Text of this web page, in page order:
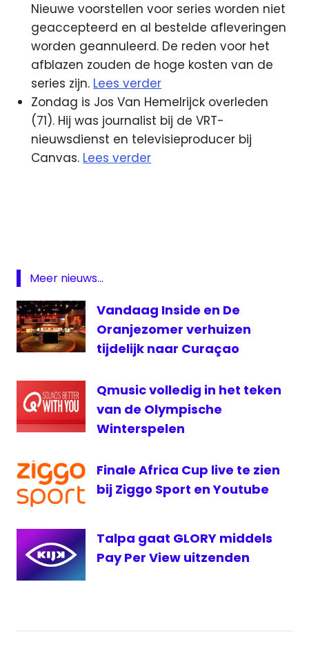
Nieuwe voorstellen voor series worden niet
geaccepteerd en al bestelde afleveringen
worden geannuleerd. De reden voor het
afblazen zouden de hoge kosten van de
series zijn. Lees verder
Zondag is Jos Van Hemelrijck overleden
(71). Hij was journalist bij de VRT-
nieuwsdienst en televisieproducer bij
Canvas. Lees verder
Qmusic
TV
Talpa
Youtube
Meer nieuws...
Vandaag Inside en De
Oranjezomer verhuizen
tijdelijk naar Curaçao
Qmusic volledig in het teken
van de Olympische
Winterspelen
Finale Africa Cup live te zien
bij Ziggo Sport en Youtube
Talpa gaat GLORY middels
Pay Per View uitzenden